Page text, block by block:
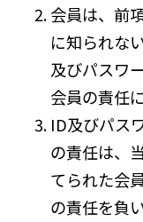
会員は、前
に知られな
及びパスワ
会員の責任
ID及びパス
の責任は、
てられた会
の責任を負